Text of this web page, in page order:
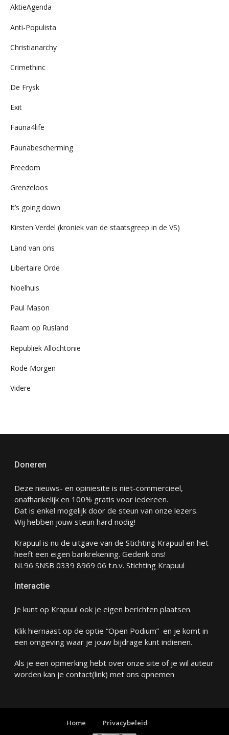
AktieAgenda
Anti-Populista
Christianarchy
Crimethinc
De Frysk
Exit
Fauna4life
Faunabescherming
Freedom
Grenzeloos
It’s going down
Kirsten Verdel (kroniek van de staatsgreep in de VS)
Land van ons
Libertaire Orde
Noelhuis
Paul Mason
Raam op Rusland
Republiek Allochtonië
Rode Morgen
Videre
Doneren
Deze nieuws- en opiniesite is niet-commercieel,
onafhankelijk en 100% gratis voor iedereen.
Dat is enkel mogelijk door de steun van onze lezers.
Wij hebben jouw steun hard nodig!
Krapuul is nu de uitgave van de Stichting Krapuul en het
heeft een eigen bankrekening. Gedenk ons!
NL96 SNSB 0339 8969 06 t.n.v. Stichting Krapuul
Interactie
Je kunt op Krapuul ook je eigen berichten plaatsen.
Klik hiernaast op de optie “Open Podium” en je komt in
een omgeving waar je jouw bijdrage kunt indienen.
Als je een opmerking hebt over onze site of je wil auteur
worden kan je contact(link) met ons opnemen
Home Privacybeleid